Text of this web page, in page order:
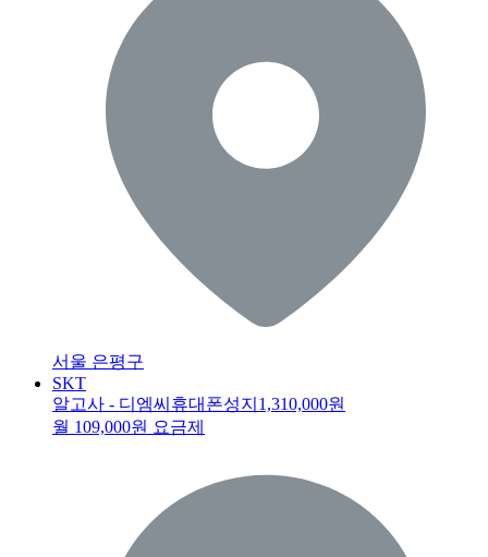
서울 은평구
SKT
알고사 - 디엠씨휴대폰성지 1,310,000원
월 109,000원 요금제